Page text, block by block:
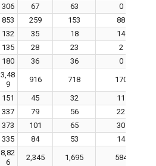
306 67 63
0
853 259 153
88
132 35 18
14
135 28 23
2
180 36 36 0
3,48
9
916 718 170
151 45 32
11
337 79 56
22
373 101 65
30
335 84 53 14
8,82
6
2,345 1,695 584